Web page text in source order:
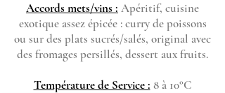
Accords mets/vins : Apéritif, cuisine
exotique assez épicée : curry de poissons
ou sur des plats sucrés/salés, original avec
des fromages persillés, dessert aux fruits.
Température de Service : 8 à 10°C